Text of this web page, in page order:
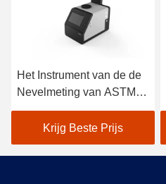
Het Instrument van de de
Nevelmeting van ASTM
D1003
Krijg Beste Prijs